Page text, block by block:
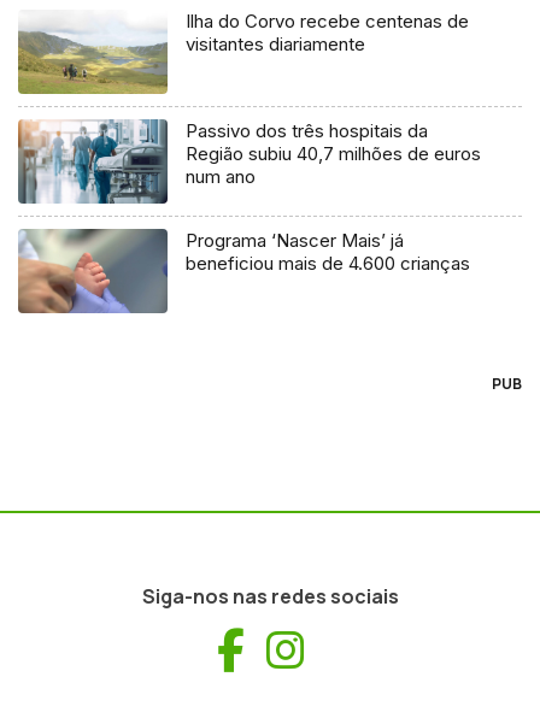
Ilha do Corvo recebe centenas de
visitantes diariamente
Passivo dos três hospitais da
Região subiu 40,7 milhões de euros
num ano
Programa ‘Nascer Mais’ já
beneficiou mais de 4.600 crianças
PUB
Siga-nos nas redes sociais
Facebook